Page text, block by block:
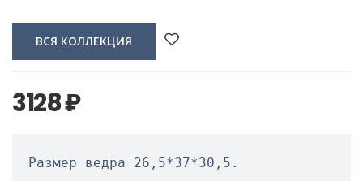
ВСЯ КОЛЛЕКЦИЯ
3128₽
Размер ведра 26,5*37*30,5.